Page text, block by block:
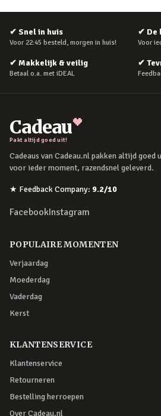
✔ Snel in huis
Voor 22:45 besteld, morgen in huis!
✔ De
Voor
✔ Makkelijk & veilig
Betaal o.a. met iDEAL
✔
Cadeau
Pakt altijd goed uit!
Cadeaus van Cadeau.nl pakken altijd goed
voor ieder moment, razendsnel geleverd.
★ Feedback Company: 9.2/10
FacebookInstagram
POPULAIRE MOMENTEN
Verjaardag
Moederdag
Vaderdag
Kerst
KLANTENSERVICE
Klantenservice
Retourneren
Bestelling herroepen
Over Cadeau.nl